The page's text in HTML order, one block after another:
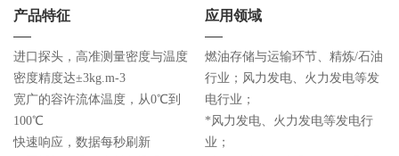
产品特征
进口探头，高准测量密度与温度
密度精度达±3kg.m-3
宽广的容许流体温度，从0℃到
100℃
快速响应，数据每秒刷新
应用领域
燃油存储与运输环节、精炼/石油
行业；风力发电、火力发电等发
电行业；
*风力发电、火力发电等发电行
业；